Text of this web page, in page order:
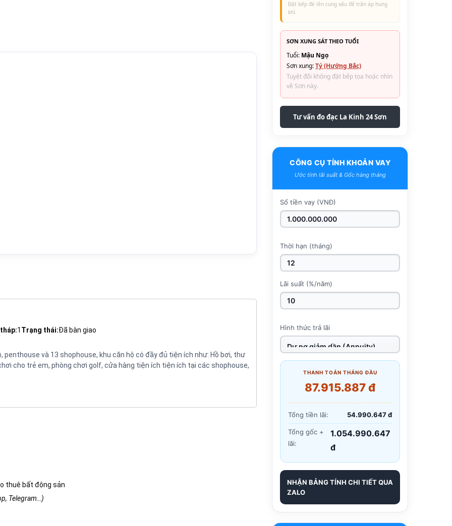
1 Trạng thái:Đã bàn giao
penthouse và 13 shophouse, khu căn hộ có đầy đủ tiện ích như: Hồ bơi, thư
cho trẻ em, phòng chơi golf, cửa hàng tiện ích tiện ích tại các shophouse,
thuê bất động sản
Telegram…)
Đặt bếp đè lên cung xấu để trấn áp hung
khí.
SƠN XUNG SÁT THEO TUỔI
Tuổi: Mậu Ngọ
Sơn xung:Tý (Hướng Bắc)
Tuyệt đối không đặt bếp tọa hoặc nhìn
về Sơn này.
Tư vấn đo đạc La Kinh 24 Sơn
CÔNG CỤ TÍNH KHOẢN VAY
Ước tính lãi suất & Gốc hàng tháng
Số tiền vay (VNĐ)
Thời hạn (tháng)
Lãi suất (%/năm)
Hình thức trả lãi
THANH TOÁN THÁNG ĐẦU
87.915.887 đ
Tổng tiền lãi: 54.990.647 đ
Tổng gốc +
lãi:
1.054.990.647
đ
NHẬN BẢNG TÍNH CHI TIẾT QUA
ZALO